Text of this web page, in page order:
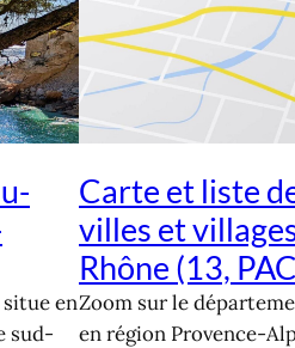
en
sud-
Carte et liste
villes et
Rhône (13,
Zoom sur le
en région Provence-